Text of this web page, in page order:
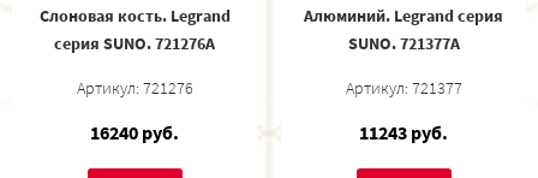
Слоновая кость. Legrand
серия SUNO. 721276A
Артикул: 721276
16240 руб.
Алюминий. Legrand серия
SUNO. 721377A
Артикул: 721377
11243 руб.